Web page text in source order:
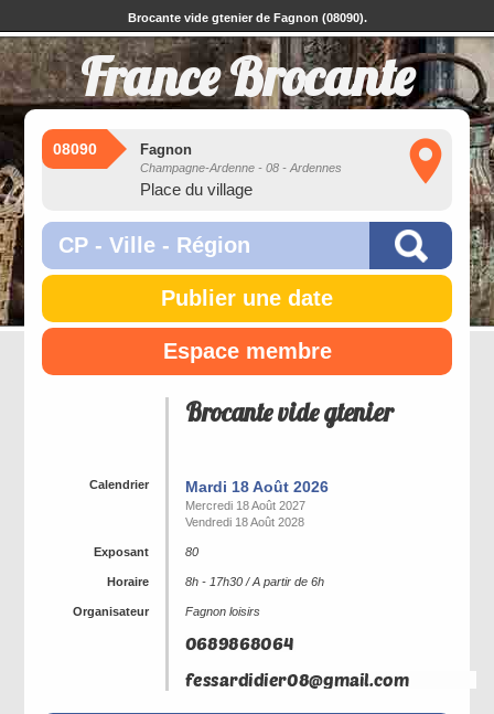
Brocante vide gtenier de Fagnon (08090).
France Brocante
08090 Fagnon
Champagne-Ardenne - 08 - Ardennes
Place du village
Publier une date
Espace membre
Brocante vide gtenier
Calendrier Mardi 18 Août 2026
Mercredi 18 Août 2027
Vendredi 18 Août 2028
Exposant 80
Horaire 8h - 17h30 / A partir de 6h
Organisateur Fagnon loisirs